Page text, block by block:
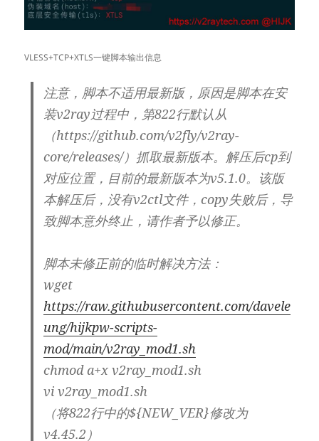
VLESS+TCP+XTLS一键脚本输出信息
注意，脚本不适用最新版，原因是脚本在安
装v2ray过程中，第822行默认从
（https://github.com/v2fly/v2ray-
core/releases/）抓取最新版本。解压后cp到
对应位置，目前的最新版本为v5.1.0。该版
本解压后，没有v2ctl文件，copy失败后，导
致脚本意外终止，请作者予以修正。
脚本未修正前的临时解决方法：
wget
https://raw.githubusercontent.com/davele
ung/hijkpw-scripts-
mod/main/v2ray_mod1.sh
chmod a+x v2ray_mod1.sh
vi v2ray_mod1.sh
（将822行中的${NEW_VER}修改为
v4.45.2）